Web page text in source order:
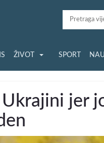
ŽIVOT SPORT
jer